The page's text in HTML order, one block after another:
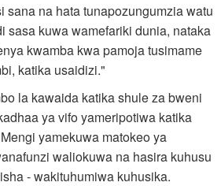
na hata tunapozungumzia watu
sasa kuwa wamefariki dunia, nataka
kwamba kwa pamoja tusimame
katika usaidizi."
la kawaida katika shule za bweni
ya vifo yameripotiwa katika
yamekuwa matokeo ya
waliokuwa na hasira kuhusu
- wakituhumiwa kuhusika.